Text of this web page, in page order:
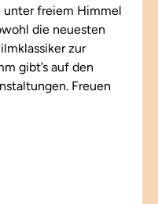
unter freiem Himmel
die neuesten
zur
gibt’s auf den
Freuen